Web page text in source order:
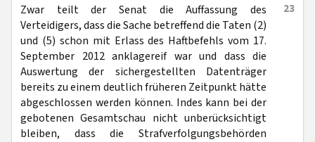
23
Zwar teilt der Senat die Auffassung des
Verteidigers, dass die Sache betreffend die Taten (2)
und (5) schon mit Erlass des Haftbefehls vom 17.
September 2012 anklagereif war und dass die
Auswertung der sichergestellten Datenträger
bereits zu einem deutlich früheren Zeitpunkt hätte
abgeschlossen werden können. Indes kann bei der
gebotenen Gesamtschau nicht unberücksichtigt
bleiben, dass die Strafverfolgungsbehörden